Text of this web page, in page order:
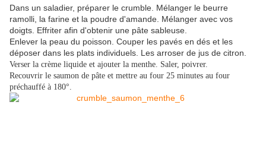
Dans un saladier, préparer le crumble. Mélanger le beurre
ramolli, la farine et la poudre d'amande. Mélanger avec vos
doigts. Effriter afin d'obtenir une pâte sableuse.
Enlever la peau du poisson. Couper les pavés en dés et les
déposer dans les plats individuels. Les arroser de jus de citron.
Verser la crème liquide et ajouter la menthe. Saler, poivrer.
Recouvrir le saumon de pâte et mettre au four 25 minutes au four
préchauffé à 180°.